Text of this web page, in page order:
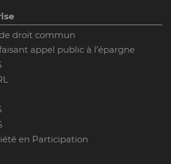
droit commun
appel public à l’épargne
en Participation